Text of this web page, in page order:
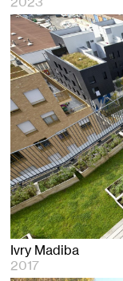
Ivry Madiba
2017